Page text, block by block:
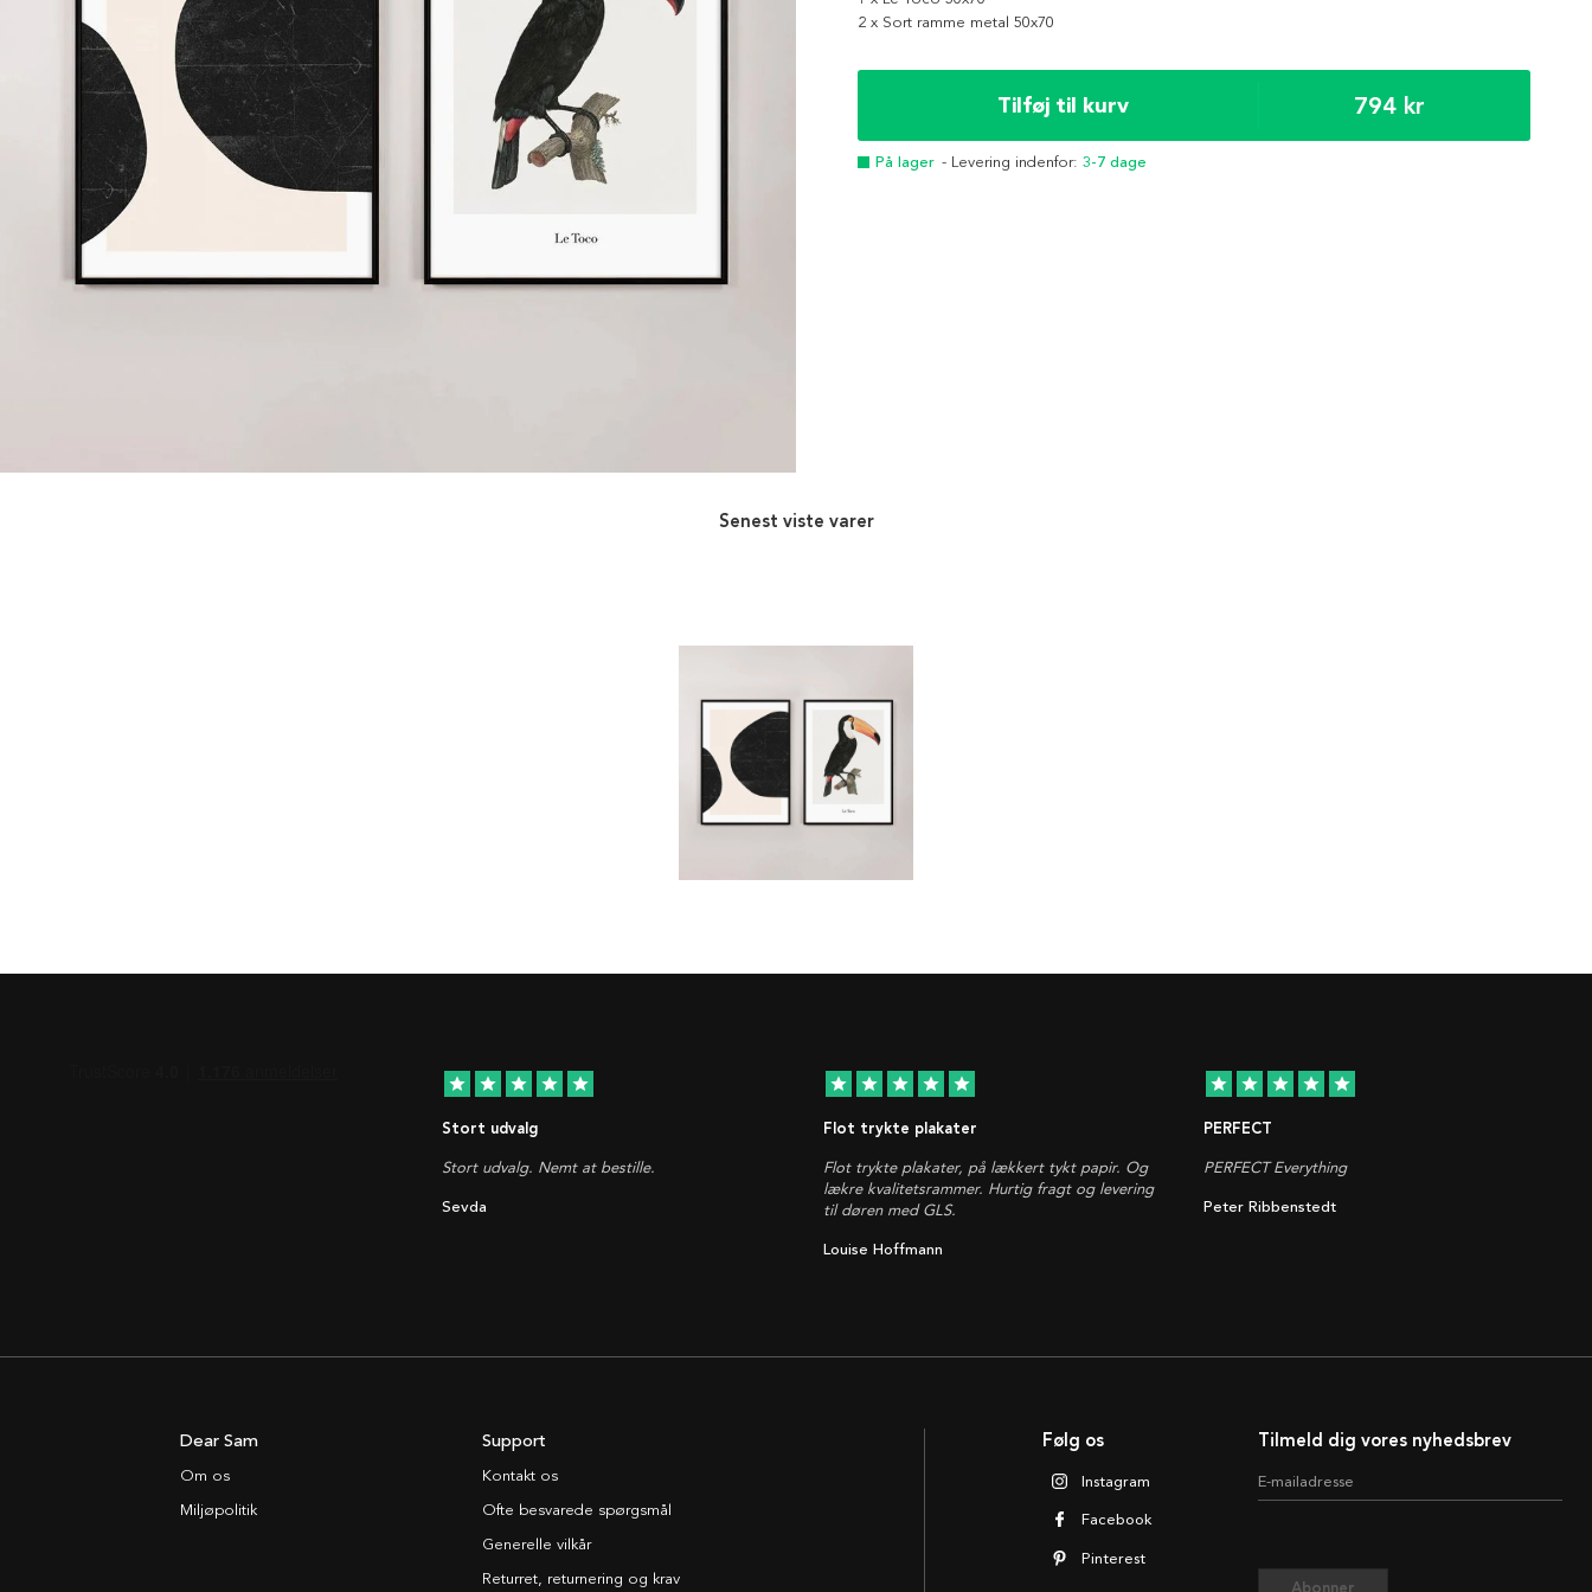
2 x Sort ramme metal 50x70
Tilføj til kurv 794 kr
På lager - Levering indenfor: 3-7 dage
Senest viste varer
star star star star star
Stort udvalg
Stort udvalg. Nemt at bestille.
Sevda
star star star star star
Flot trykte plakater
Flot trykte plakater, på lækkert tykt papir. Og
lækre kvalitetsrammer. Hurtig fragt og levering
til døren med GLS.
Louise Hoffmann
star star star star star
PERFECT
PERFECT Everything
Peter Ribbenstedt
Tilmeld dig vores nyhedsbrev
E-mailadresse
Abonner
Følg os
Instagram
Facebook
Pinterest
Dear Sam
Om os
Miljøpolitik
Support
Kontakt os
Ofte besvarede spørgsmål
Generelle vilkår
Returret, returnering og krav